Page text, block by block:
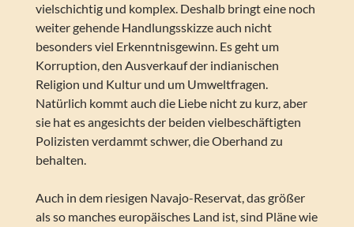
vielschichtig und komplex. Deshalb bringt eine noch
weiter gehende Handlungsskizze auch nicht
besonders viel Erkenntnisgewinn. Es geht um
Korruption, den Ausverkauf der indianischen
Religion und Kultur und um Umweltfragen.
Natürlich kommt auch die Liebe nicht zu kurz, aber
sie hat es angesichts der beiden vielbeschäftigten
Polizisten verdammt schwer, die Oberhand zu
behalten.
Auch in dem riesigen Navajo-Reservat, das größer
als so manches europäisches Land ist, sind Pläne wie